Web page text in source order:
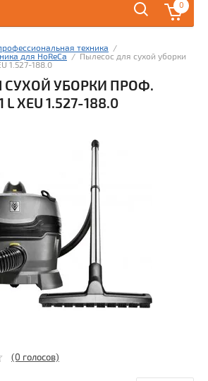
0
техника
для HoReCa
  /  Пылесос для сухой уборки
1.527-188.0
СУХОЙ УБОРКИ ПРОФ.
L XEU 1.527-188.0
(0 голосов)